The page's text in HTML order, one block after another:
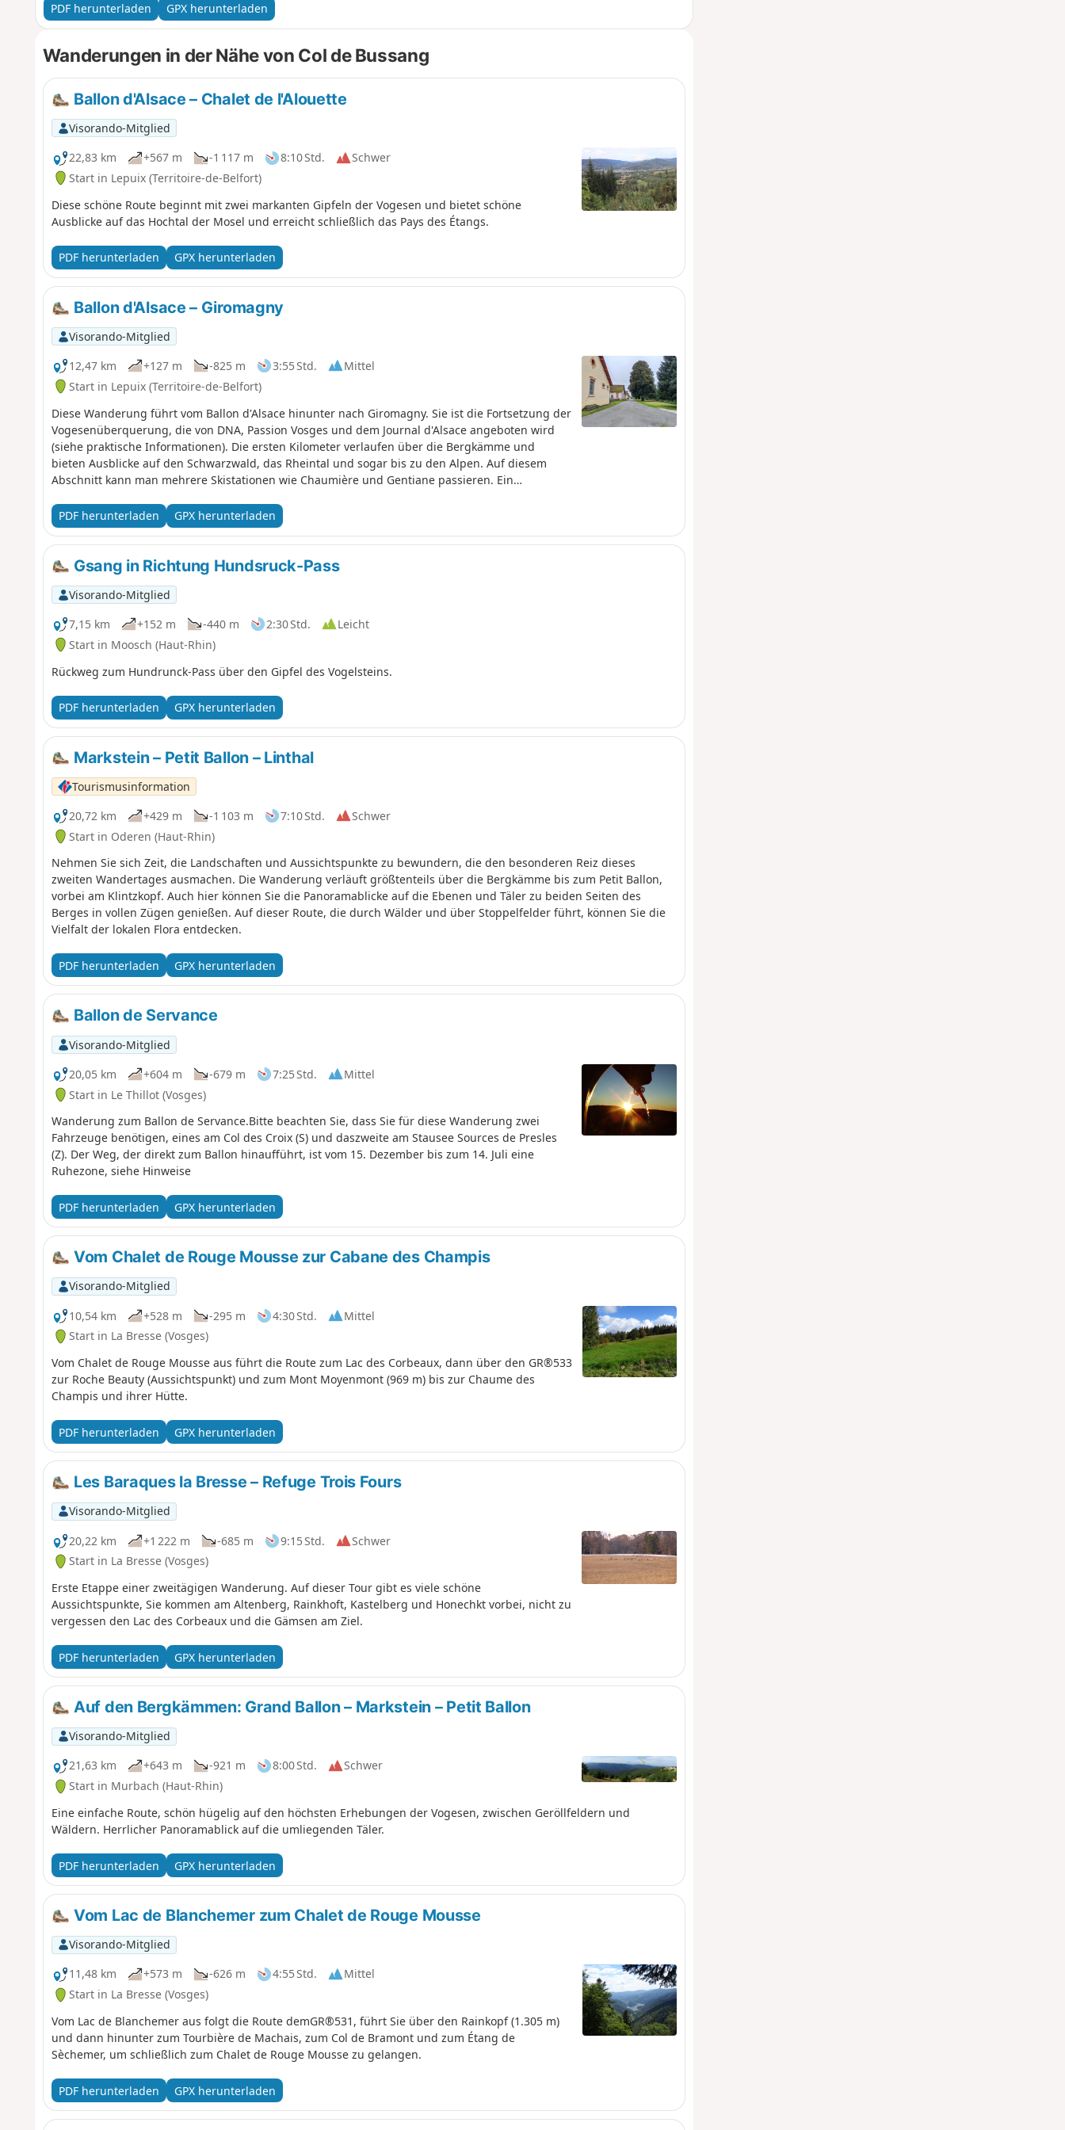
PDF herunterladen GPX herunterladen
Wanderungen in der Nähe von Col de Bussang
Ballon d'Alsace – Chalet de l'Alouette
Visorando-Mitglied
22,83 km
+567 m -1 117 m 8:10 Std.
Schwer
Start in Lepuix (Territoire-de-Belfort)
Diese schöne Route beginnt mit zwei markanten Gipfeln der Vogesen und bietet schöne
Ausblicke auf das Hochtal der Mosel und erreicht schließlich das Pays des Étangs.
PDF herunterladen GPX herunterladen
Ballon d'Alsace – Giromagny
Visorando-Mitglied
12,47 km
+127 m -825 m 3:55 Std.
Mittel
Start in Lepuix (Territoire-de-Belfort)
Diese Wanderung führt vom Ballon d'Alsace hinunter nach Giromagny. Sie ist die Fortsetzung der
Vogesenüberquerung, die von DNA, Passion Vosges und dem Journal d'Alsace angeboten wird
(siehe praktische Informationen). Die ersten Kilometer verlaufen über die Bergkämme und
bieten Ausblicke auf den Schwarzwald, das Rheintal und sogar bis zu den Alpen. Auf diesem
Abschnitt kann man mehrere Skistationen wie Chaumière und Gentiane passieren. Ein
Chantoiseau eine Schutzhütte, in der man picknicken kann. Danach geht es weiter bergab,
manchmal steiler als an anderen Stellen. Bei der Ankunft in Giromagny hat man einen Blick auf
die Stadt Belfort.
PDF herunterladen GPX herunterladen
Gsang in Richtung Hundsruck-Pass
Visorando-Mitglied
7,15 km
+152 m -440 m 2:30 Std.
Leicht
Start in Moosch (Haut-Rhin)
Rückweg zum Hundrunck-Pass über den Gipfel des Vogelsteins.
PDF herunterladen GPX herunterladen
Markstein – Petit Ballon – Linthal
Tourismusinformation
20,72 km
+429 m -1 103 m 7:10 Std.
Schwer
Start in Oderen (Haut-Rhin)
Nehmen Sie sich Zeit, die Landschaften und Aussichtspunkte zu bewundern, die den besonderen Reiz dieses
zweiten Wandertages ausmachen. Die Wanderung verläuft größtenteils über die Bergkämme bis zum Petit Ballon,
vorbei am Klintzkopf. Auch hier können Sie die Panoramablicke auf die Ebenen und Täler zu beiden Seiten des
Berges in vollen Zügen genießen. Auf dieser Route, die durch Wälder und über Stoppelfelder führt, können Sie die
Vielfalt der lokalen Flora entdecken.
PDF herunterladen GPX herunterladen
Ballon de Servance
Visorando-Mitglied
20,05 km
+604 m -679 m 7:25 Std.
Mittel
Start in Le Thillot (Vosges)
Wanderung zum Ballon de Servance.Bitte beachten Sie, dass Sie für diese Wanderung zwei
Fahrzeuge benötigen, eines am Col des Croix (S) und daszweite am Stausee Sources de Presles
(Z). Der Weg, der direkt zum Ballon hinaufführt, ist vom 15. Dezember bis zum 14. Juli eine
Ruhezone, siehe Hinweise
PDF herunterladen GPX herunterladen
Vom Chalet de Rouge Mousse zur Cabane des Champis
Visorando-Mitglied
10,54 km
+528 m -295 m 4:30 Std.
Mittel
Start in La Bresse (Vosges)
Vom Chalet de Rouge Mousse aus führt die Route zum Lac des Corbeaux, dann über den GR®533
zur Roche Beauty (Aussichtspunkt) und zum Mont Moyenmont (969 m) bis zur Chaume des
Champis und ihrer Hütte.
PDF herunterladen GPX herunterladen
Les Baraques la Bresse – Refuge Trois Fours
Visorando-Mitglied
20,22 km
+1 222 m -685 m 9:15 Std.
Schwer
Start in La Bresse (Vosges)
Erste Etappe einer zweitägigen Wanderung. Auf dieser Tour gibt es viele schöne
Aussichtspunkte, Sie kommen am Altenberg, Rainkhoft, Kastelberg und Honechkt vorbei, nicht zu
vergessen den Lac des Corbeaux und die Gämsen am Ziel.
PDF herunterladen GPX herunterladen
Auf den Bergkämmen: Grand Ballon – Markstein – Petit Ballon
Visorando-Mitglied
21,63 km
+643 m -921 m 8:00 Std.
Schwer
Start in Murbach (Haut-Rhin)
Eine einfache Route, schön hügelig auf den höchsten Erhebungen der Vogesen, zwischen Geröllfeldern und
Wäldern. Herrlicher Panoramablick auf die umliegenden Täler.
PDF herunterladen GPX herunterladen
Vom Lac de Blanchemer zum Chalet de Rouge Mousse
Visorando-Mitglied
11,48 km
+573 m -626 m 4:55 Std.
Mittel
Start in La Bresse (Vosges)
Vom Lac de Blanchemer aus folgt die Route demGR®531, führt Sie über den Rainkopf (1.305 m)
und dann hinunter zum Tourbière de Machais, zum Col de Bramont und zum Étang de
Sèchemer, um schließlich zum Chalet de Rouge Mousse zu gelangen.
PDF herunterladen GPX herunterladen